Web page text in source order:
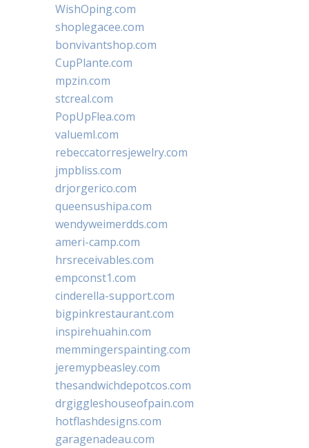
WishOping.com
shoplegacee.com
bonvivantshop.com
CupPlante.com
mpzin.com
stcreal.com
PopUpFlea.com
valueml.com
rebeccatorresjewelry.com
jmpbliss.com
drjorgerico.com
queensushipa.com
wendyweimerdds.com
ameri-camp.com
hrsreceivables.com
empconst1.com
cinderella-support.com
bigpinkrestaurant.com
inspirehuahin.com
memmingerspainting.com
jeremypbeasley.com
thesandwichdepotcos.com
drgiggleshouseofpain.com
hotflashdesigns.com
garagenadeau.com